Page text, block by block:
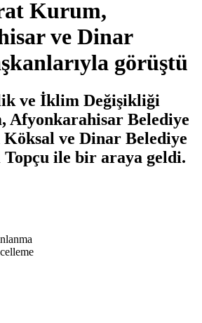
Kurum,
ve Dinar
görüştü
ve İklim Değişikliği
Afyonkarahisar Belediye
Köksal ve Dinar Belediye
Topçu ile bir araya geldi.